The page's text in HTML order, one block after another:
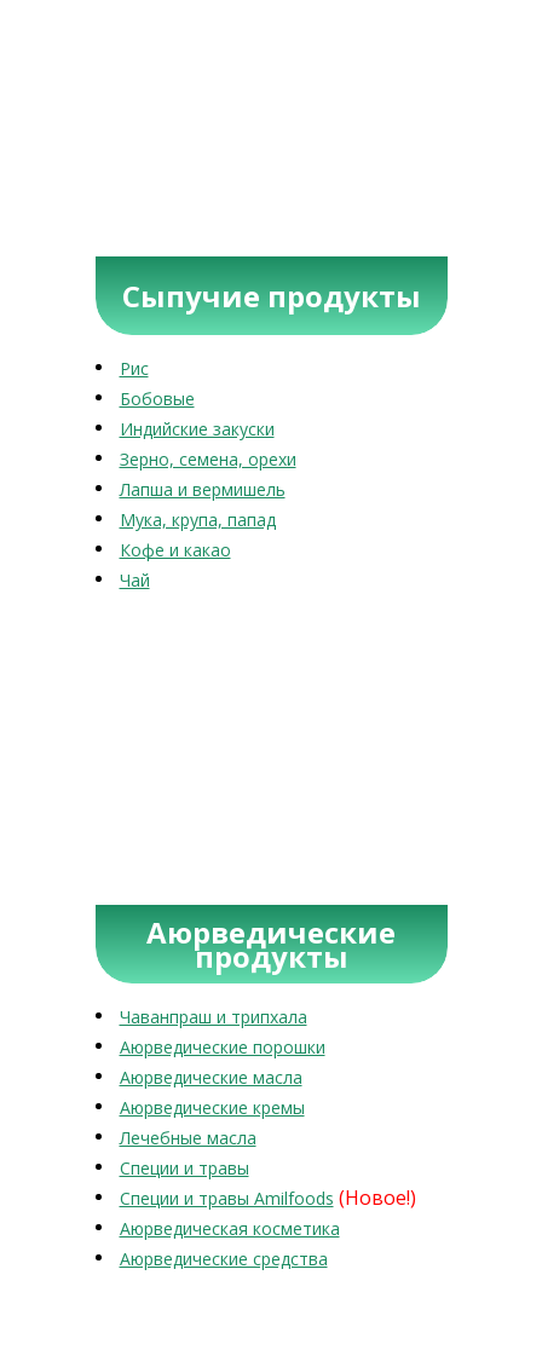
Сыпучие продукты
Рис
Бобовые
Индийские закуски
Зерно, семена, орехи
Лапша и вермишель
Мука, крупа, папад
Кофе и какао
Чай
Аюрведические
продукты
Чаванпраш и трипхала
Аюрведические порошки
Аюрведические масла
Аюрведические кремы
Лечебные масла
Специи и травы
Специи и травы Amilfoods (Новое!)
Аюрведическая косметика
Аюрведические средства